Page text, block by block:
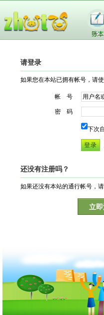
请登录
如果您在本站已拥有帐号，请
帐 号
密 码
下次
还没有注册吗？
如果还没有本站的通行帐号，
立